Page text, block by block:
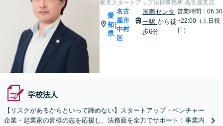
東京スタートアップ法律事務所 名古屋支店
愛
知
県
|
名古
屋市
中村
区
国際センタ
ー駅から徒
歩6分
営業時間：06:30
~22:00（土日祝
日）
学校法人
【リスクがあるからといって諦めない】スタートアップ・ベンチャー
企業・起業家の皆様の志を応援し、法務面を全力でサポート！事業内